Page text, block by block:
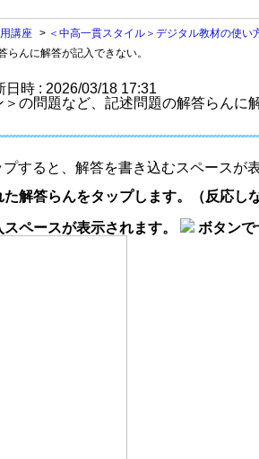
講座 > ＜中高一貫スタイル＞デジタル教材の使い
らんに解答が記入できない。
日時 : 2026/03/18 17:31
＞の問題など、記述問題の解答らんに
すると、解答を書き込むスペースが
た解答らんをタップします。（反応
ペースが表示されます。 ボタンで